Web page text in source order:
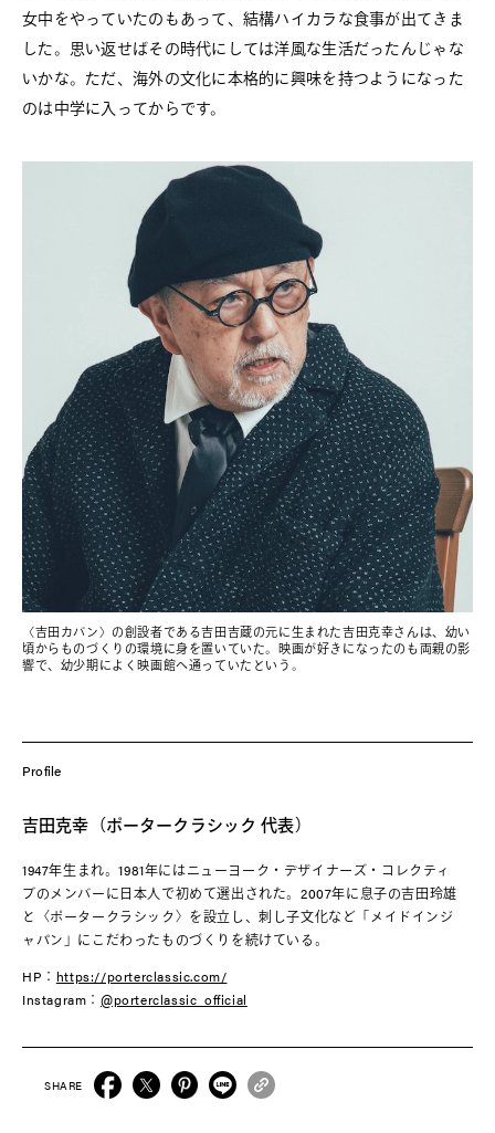
女中をやっていたのもあって、結構ハイカラな食事が出てきま
した。思い返せばその時代にしては洋風な生活だったんじゃな
いかな。ただ、海外の文化に本格的に興味を持つようになった
のは中学に入ってからです。
〈吉田カバン〉の創設者である吉田吉蔵の元に生まれた吉田克幸さんは、幼い
頃からものづくりの環境に身を置いていた。映画が好きになったのも両親の影
響で、幼少期によく映画館へ通っていたという。
Profile
吉田克幸（ポータークラシック 代表）
1947年生まれ。1981年にはニューヨーク・デザイナーズ・コレクティ
ブのメンバーに日本人で初めて選出された。2007年に息子の吉田玲雄
と〈ポータークラシック〉を設立し、刺し子文化など「メイドインジ
ャパン」にこだわったものづくりを続けている。
HP： https://porterclassic.com/
Instagram： @porterclassic_official
SHARE